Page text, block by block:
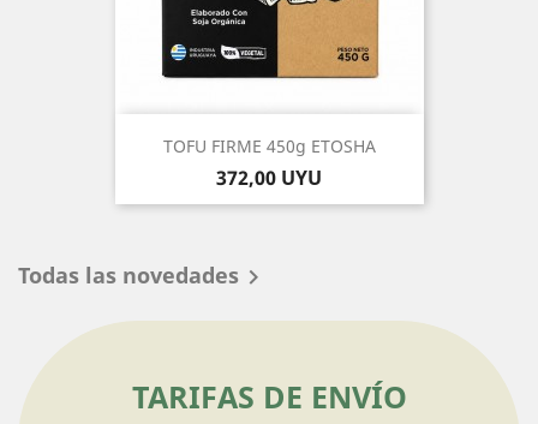
TOFU FIRME 450g ETOSHA
Precio
372,00 UYU
Todas las novedades 
TARIFAS DE ENVÍO